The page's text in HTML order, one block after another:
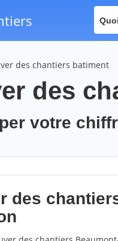
des chantiers batiment
des
votre
des